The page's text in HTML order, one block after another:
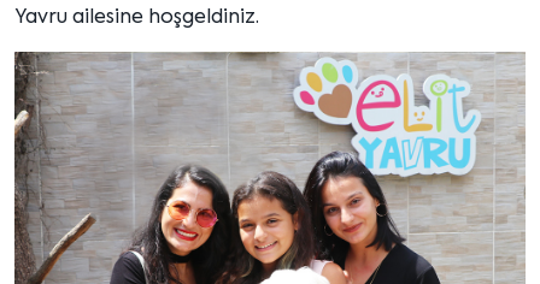
Yavru ailesine hoşgeldiniz.